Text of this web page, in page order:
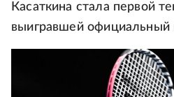
Касаткина стала первой
выигравшей официальный